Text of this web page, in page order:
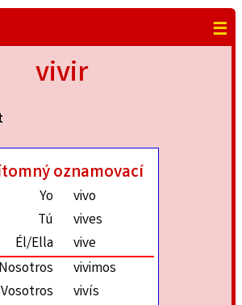
☰
vivir
oznamovací
Yo
vivo
Tú
vives
Él/Ella
vive
Nosotros
vivimos
Vosotros
vivís